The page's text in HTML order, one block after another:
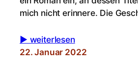
mich nicht erinnere. Die
▶︎ weiterlesen
22. Januar 2022